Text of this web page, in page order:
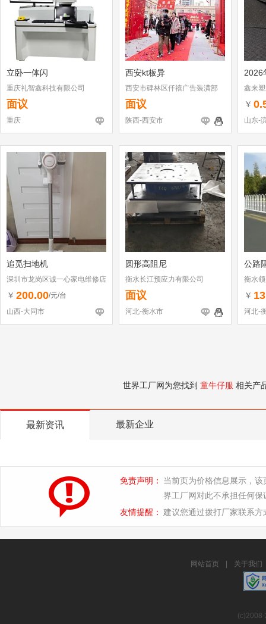
立卧一体闪
重庆礼智鑫科技有限公司
面议
重庆
西安kt板异
西安市碑林区仟禧广告装潢部
面议
陕西-西安市
2026
鑫来
￥
山东-
追觅扫地机
深圳市龙岗区诚一心家电维修店
（个体工商户）
￥ 200.00/元/台
山西-大同市
圆形高阻尼
衡水长江预应力有限公司
面议
河北-衡水市
公路
衡水
￥
河北-
世界工厂网为您找到 童牛仔服 相关产
最新资讯 最新企业
免责声明：
当前页为价格信息展示，
界工厂网对此不承担任何保
友情提醒： 建议您通过拨打厂家联系
网站首页 关于我们